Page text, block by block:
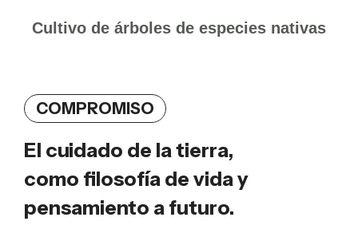
Cultivo de árboles de especies nativas
COMPROMISO
El cuidado de la tierra,
como filosofía de vida y
pensamiento a futuro.